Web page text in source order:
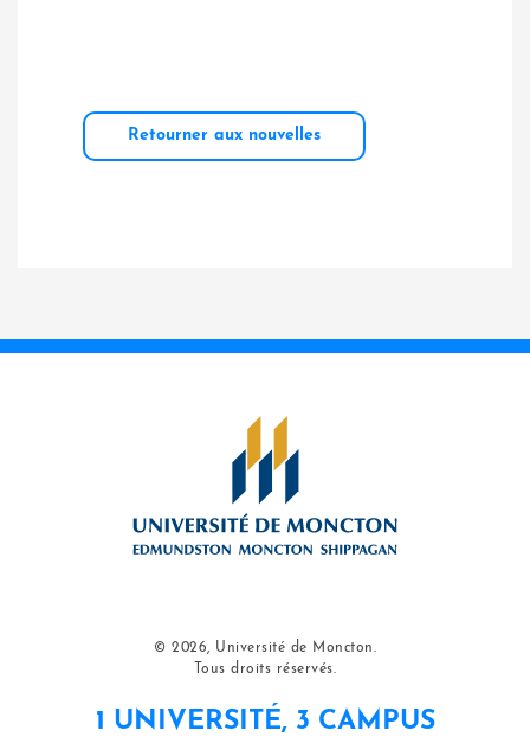
Retourner aux nouvelles
© 2026, Université de Moncton.
Tous droits réservés.
1 UNIVERSITÉ, 3 CAMPUS